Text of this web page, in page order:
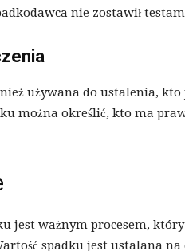
nie zostawił
używana do ustalenia,
można określić, kto ma
jest ważnym procesem,
spadku jest ustalana na